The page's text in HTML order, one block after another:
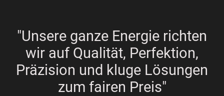
"Unsere ganze Energie richten
wir auf Qualität, Perfektion,
Präzision und kluge Lösungen
zum fairen Preis"